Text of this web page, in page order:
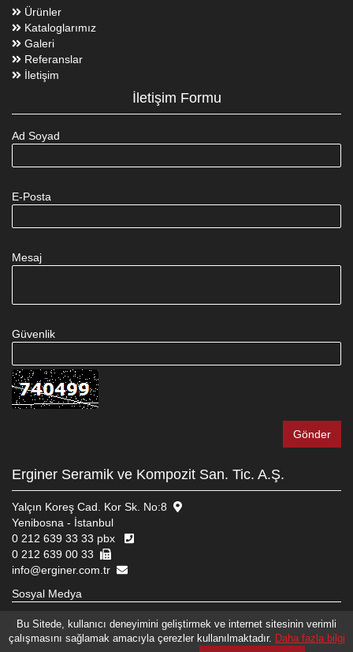
Ürünler
Kataloglarımız
Galeri
Referanslar
İletişim
İletişim Formu
Ad Soyad
E-Posta
Mesaj
Güvenlik
Erginer Seramik ve Kompozit San. Tic. A.Ş.
Yalçın Koreş Cad. Kor Sk. No:8
Yenibosna - İstanbul
0 212 639 33 33 pbx
0 212 639 00 33
info@erginer.com.tr
Sosyal Medya
© 2026 ERGINER SERAMIK VE KOMPOZIT SAN. TIC. A.Ş.
Bu Sitede, kullanıcı deneyimini geliştirmek ve internet sitesinin verimli
çalışmasını sağlamak amacıyla çerezler kullanılmaktadır. Daha fazla bilgi